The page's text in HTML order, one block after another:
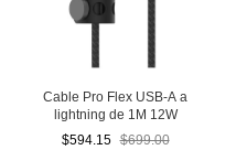
Cable Pro Flex USB-A a
lightning de 1M 12W
$594.15 $699.00